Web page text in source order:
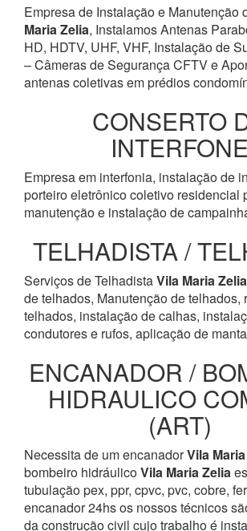
Empresa de Instalação e Manutenção
Maria Zelia, Instalamos Antenas
HD, HDTV, UHF, VHF, Instalação de
– Câmeras de Segurança CFTV e
antenas coletivas em prédios
CONSERTO
INTERFONE
Empresa em interfonia, instalação de
porteiro eletrônico coletivo residencial
manutenção e instalação de
TELHADISTA /
Serviços de TelhadistaVila Maria Zelia
de telhados, Manutenção de telhados,
telhados, instalação de calhas,
condutores e rufos, aplicação de
ENCANADOR /
HIDRAULICO
(ART)
Necessita de um encanadorVila
bombeiro hidráulicoVila Maria Zelia
tubulação pex, ppr, cpvc, pvc, cobre,
encanador 24hs os nossos técnicos
da construção civil cujo trabalho é